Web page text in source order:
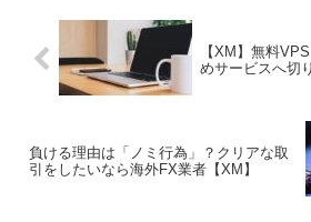
【XM】無料
めサービスへ切
負ける理由は「ノミ行為」？クリアな取
引をしたいなら海外FX業者【XM】